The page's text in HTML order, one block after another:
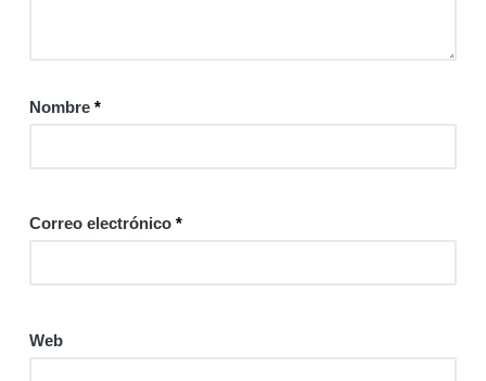
Nombre *
Correo electrónico *
Web